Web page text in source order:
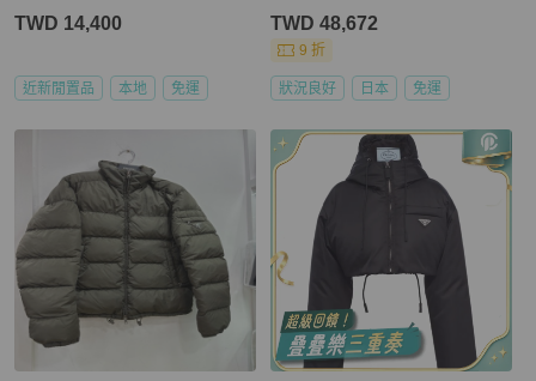
TWD 14,400
近新閒置品 本地 免運
TWD 48,672
9 折
狀況良好 日本 免運